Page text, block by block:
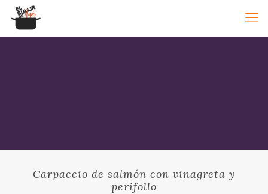
Carpaccio de salmón con vinagreta y
perifollo